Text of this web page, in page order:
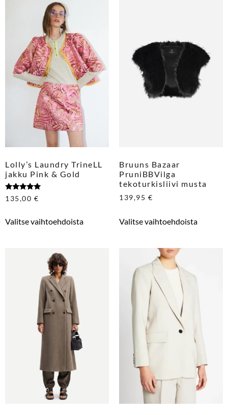
Lolly’s Laundry TrineLL
jakku Pink & Gold
Arvostelu
tuotteesta:
135,00 €
Valitse vaihtoehdoista
Bruuns Bazaar
PruniBBVilga
tekoturkisliivi musta
139,95 €
Valitse vaihtoehdoista